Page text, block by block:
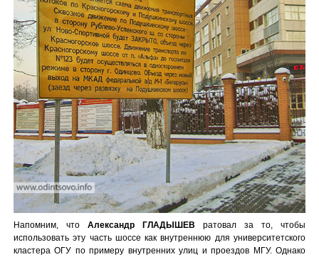
Напомним, что Александр ГЛАДЫШЕВ ратовал за то, чтобы
использовать эту часть шоссе как внутреннюю для университетского
кластера ОГУ по примеру внутренних улиц и проездов МГУ. Однако